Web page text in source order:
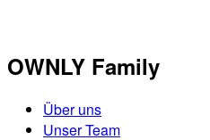
OWNLY Family
Über uns
Unser Team